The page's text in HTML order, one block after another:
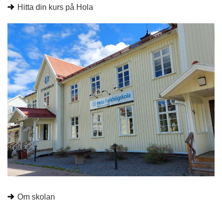
Hitta din kurs på Hola
Om skolan